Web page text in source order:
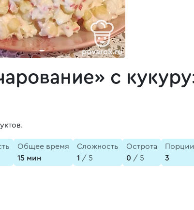
с
Общее время
15 мин
Сложность
1 / 5
Острота
0 / 5
Порции
3